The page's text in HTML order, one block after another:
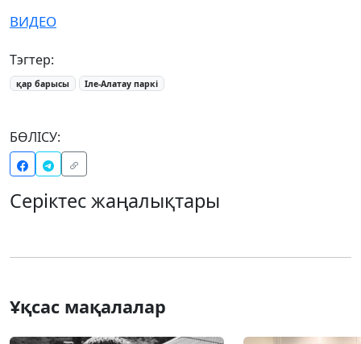
ВИДЕО
Тэгтер:
қар барысы Іле-Алатау паркі
БӨЛІСУ:
Серіктес жаңалықтары
Ұқсас мақалалар